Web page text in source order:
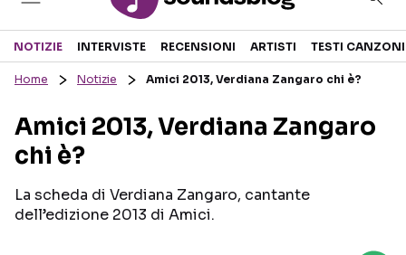
Sezioni
RECENSIONI MUSICALI
INTERVISTE
GOSSIP E CURIOSITÀ
TESTI CANZONI
TALENT SHOW
NOTIZIE INTERVISTE RECENSIONI ARTISTI TESTI CANZONI
Home Notizie Amici 2013, Verdiana Zangaro chi è?
Amici 2013, Verdiana Zangaro
chi è?
La scheda di Verdiana Zangaro, cantante
dell’edizione 2013 di Amici.